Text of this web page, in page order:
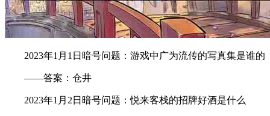
2023年1月1日暗号问题：游戏中广为流传的写真集是谁的
——答案：仓井
2023年1月2日暗号问题：悦来客栈的招牌好酒是什么